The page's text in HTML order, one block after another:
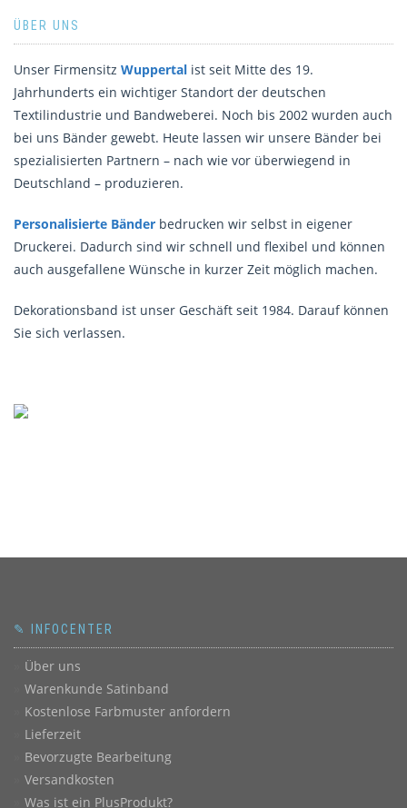
ÜBER UNS
Unser Firmensitz Wuppertal ist seit Mitte des 19.
Jahrhunderts ein wichtiger Standort der deutschen
Textilindustrie und Bandweberei. Noch bis 2002 wurden auch
bei uns Bänder gewebt. Heute lassen wir unsere Bänder bei
spezialisierten Partnern – nach wie vor überwiegend in
Deutschland – produzieren.
Personalisierte Bänder bedrucken wir selbst in eigener
Druckerei. Dadurch sind wir schnell und flexibel und können
auch ausgefallene Wünsche in kurzer Zeit möglich machen.
Dekorationsband ist unser Geschäft seit 1984. Darauf können
Sie sich verlassen.
✎ INFOCENTER
Über uns
Warenkunde Satinband
Kostenlose Farbmuster anfordern
Lieferzeit
Bevorzugte Bearbeitung
Versandkosten
Was ist ein PlusProdukt?